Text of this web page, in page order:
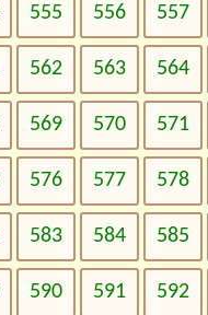
555 556 557
562 563 564
569 570 571
576 577 578
583 584 585
590 591 592